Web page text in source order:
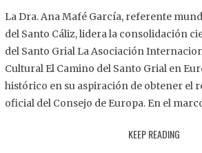
8
2
2
La Dra. Ana Mafé García, referente
del Santo Cáliz, lidera la consolidación
del Santo Grial La Asociación
Cultural El Camino del Santo Grial en
histórico en su aspiración de obtener el
oficial del Consejo de Europa. En el
KEEP READING